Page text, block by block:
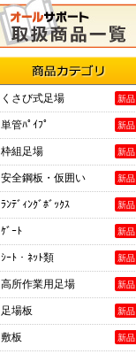
商品カテゴリ 新品
くさび式足場
新品
単管ﾊﾟｲﾌﾟ
新品
枠組足場
新品
安全鋼板・仮囲い
新品
ﾗﾝﾃﾞｨﾝｸﾞﾎﾞｯｸｽ
新品
ｹﾞｰﾄ
新品
ｼｰﾄ・ﾈｯﾄ類
新品
高所作業用足場
新品
足場板
新品
敷板